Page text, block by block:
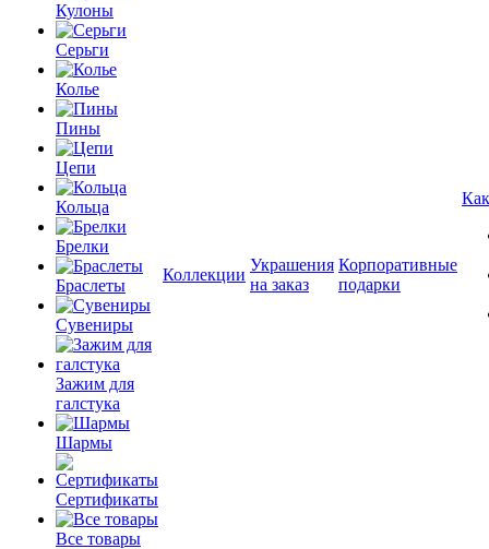
Кулоны
Серьги
Колье
Пины
Цепи
Кольца
Брелки
Браслеты
Сувениры
Зажим для
галстука
Шармы
Сертификаты
Все товары
Коллекции
Украшения
на заказ
Корпоративные
подарки